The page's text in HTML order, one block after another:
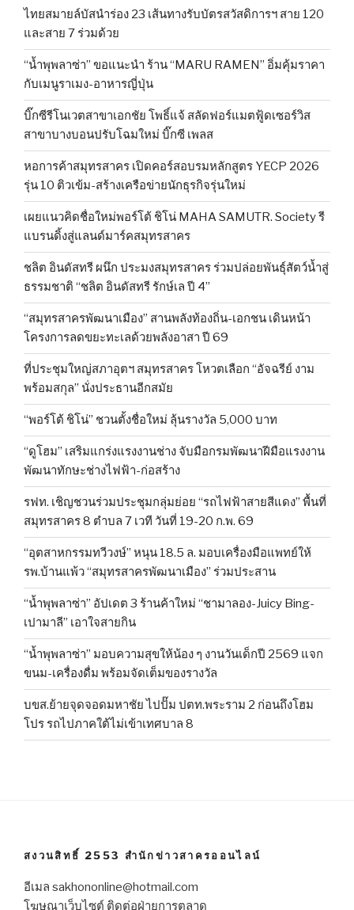
ไทยสมายล์บัสนำร่อง 23 เส้นทางรับบัตรสวัสดิการฯ สาย 120
และสาย 7 ร่วมด้วย
“น้ำพุพลาซ่า” ขอแนะนำ ร้าน “MARU RAMEN” อิ่มคุ้มราคา
กับเมนูราเมง-อาหารญี่ปุ่น
บิ๊กซีรีโนเวตสาขาเอกชัย โพธิ์แจ้ สลัดฟอร์แมตฟู้ดเซอร์วิส
สาขาบางบอนปรับโฉมใหม่ บิ๊กซี เพลส
หอการค้าสมุทรสาคร เปิดคอร์สอบรมหลักสูตร YECP 2026
รุ่น 10 ติวเข้ม-สร้างเครือข่ายนักธุรกิจรุ่นใหม่
เผยแนวคิดชื่อใหม่พอร์โต้ ชิโน่ MAHA SAMUTR. Society รี
แบรนดิ้งสู่แลนด์มาร์คสมุทรสาคร
ชลิต อินดัสทรี ผนึก ประมงสมุทรสาคร ร่วมปล่อยพันธุ์สัตว์น้ำสู่
ธรรมชาติ “ชลิต อินดัสทรี รักษ์เล ปี 4”
“สมุทรสาครพัฒนาเมือง” สานพลังท้องถิ่น-เอกชน เดินหน้า
โครงการลดขยะทะเลด้วยพลังอาสา ปี 69
ที่ประชุมใหญ่สภาอุตฯ สมุทรสาคร โหวตเลือก “อัจฉรีย์ งาม
พร้อมสกุล” นั่งประธานอีกสมัย
“พอร์โต้ ชิโน่” ชวนตั้งชื่อใหม่ ลุ้นรางวัล 5,000 บาท
“ดูโฮม” เสริมแกร่งแรงงานช่าง จับมือกรมพัฒนาฝีมือแรงงาน
พัฒนาทักษะช่างไฟฟ้า-ก่อสร้าง
รฟท. เชิญชวนร่วมประชุมกลุ่มย่อย “รถไฟฟ้าสายสีแดง” พื้นที่
สมุทรสาคร 8 ตำบล 7 เวที วันที่ 19-20 ก.พ. 69
“อุตสาหกรรมทวีวงษ์” หนุน 18.5 ล. มอบเครื่องมือแพทย์ให้
รพ.บ้านแพ้ว “สมุทรสาครพัฒนาเมือง” ร่วมประสาน
“น้ำพุพลาซ่า” อัปเดต 3 ร้านค้าใหม่ “ชามาลอง-Juicy Bing-
เปามาลี” เอาใจสายกิน
“น้ำพุพลาซ่า” มอบความสุขให้น้อง ๆ งานวันเด็กปี 2569 แจก
ขนม-เครื่องดื่ม พร้อมจัดเต็มของรางวัล
บขส.ย้ายจุดจอดมหาชัย ไปปั๊ม ปตท.พระราม 2 ก่อนถึงโฮม
โปร รถไปภาคใต้ไม่เข้าเทศบาล 8
สงวนสิทธิ์ 2553 สำนักข่าวสาครออนไลน์
อีเมล sakhononline@hotmail.com
โฆษณาเว็บไซต์ ติดต่อฝ่ายการตลาด